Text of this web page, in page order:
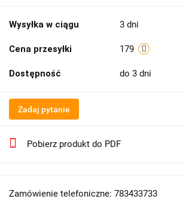
Wysyłka w ciągu 3 dni
Cena przesyłki 179
Dostępność do 3 dni
Zadaj pytanie
Pobierz produkt do PDF
Zamówienie telefoniczne: 783433733